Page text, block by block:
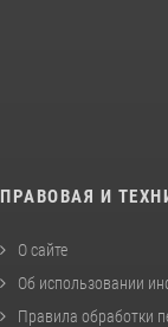
ПРАВОВАЯ И
О сайте
Об использовании
Правила обработки